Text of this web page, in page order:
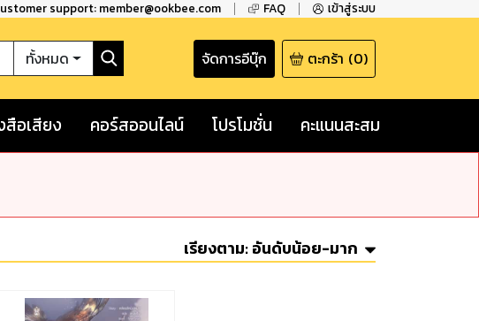
support: member@ookbee.com FAQ เข้าสู่ระบบ
ทั้งหมด จัดการอีบุ๊ก ตะกร้า (0)
สือเสียง คอร์สออนไลน์ โปรโมชั่น คะแนนสะสม
เรียงตาม:อันดับน้อย-มาก